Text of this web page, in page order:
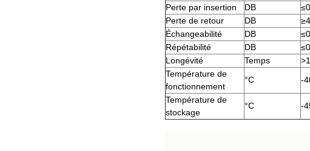
Perte par insertion
DB
Perte de retour
DB
Échangeabilité
DB
Répétabilité
DB
Longévité
Temps
Température de
fonctionnement
°C -
Température de
stockage
°C -